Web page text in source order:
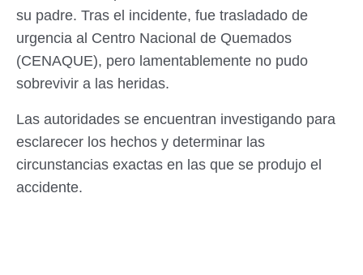
su padre. Tras el incidente, fue trasladado de
urgencia al Centro Nacional de Quemados
(CENAQUE), pero lamentablemente no pudo
sobrevivir a las heridas.
Las autoridades se encuentran investigando para
esclarecer los hechos y determinar las
circunstancias exactas en las que se produjo el
accidente.